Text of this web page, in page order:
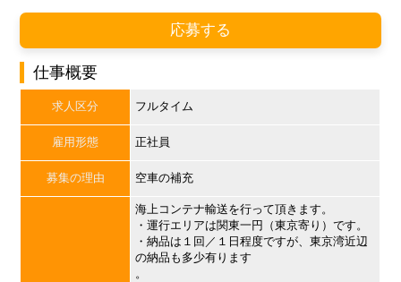
応募する
仕事概要
求人区分 フルタイム
雇用形態 正社員
募集の理由 空車の補充
海上コンテナ輸送を行って頂きます。
・運行エリアは関東一円（東京寄り）です。
・納品は１回／１日程度ですが、東京湾近辺
の納品も多少有ります
。